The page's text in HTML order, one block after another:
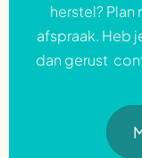
herstel?
afspraak. Heb
dan gerust